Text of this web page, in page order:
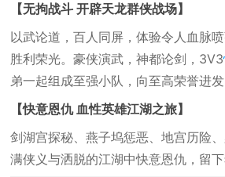
【无拘战斗 开辟天龙群侠战场】
以武论道，百人同屏，体验令人血脉
胜利荣光。豪侠演武，神都论剑，3V3
弟一起组成至强小队，向至高荣誉进发
【快意恩仇 血性英雄江湖之旅】
剑湖宫探秘、燕子坞惩恶、地宫历险
满侠义与洒脱的江湖中快意恩仇，留下